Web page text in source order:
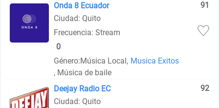
Onda 8 Ecuador
91
Ciudad: Quito
Frecuencia: Stream
0
Género:Música Local, Musica Exitos
, Música de baile
Deejay Radio EC
92
Ciudad: Quito